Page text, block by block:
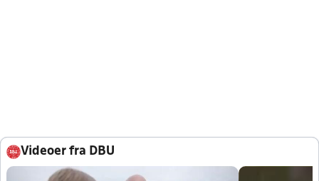
Videoer fra DBU